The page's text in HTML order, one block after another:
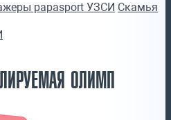
papasport УЗСИ Скамья
ОЛИМП